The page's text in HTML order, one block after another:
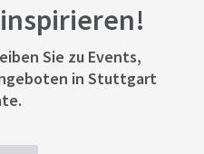
inspirieren!
Sie zu Events,
in Stuttgart